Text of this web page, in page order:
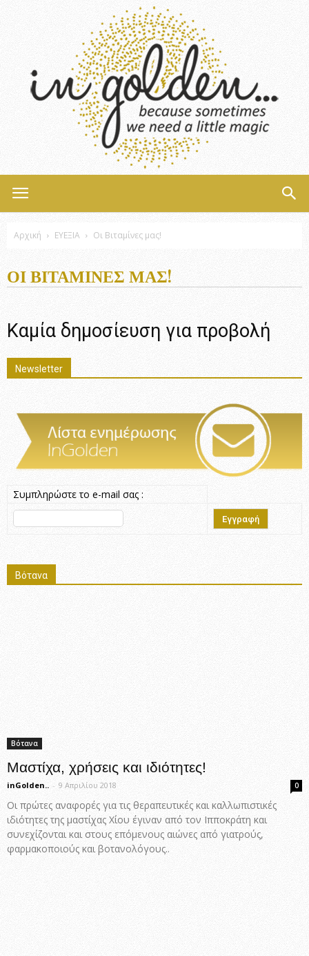
Αρχική ΕΥΕΞΙΑ Οι Βιταμίνες μας!
ΟΙ ΒΙΤΑΜΊΝΕΣ ΜΑΣ!
Καμία δημοσίευση για προβολή
Newsletter
Συμπληρώστε το e-mail σας :
Βότανα
Βότανα
Μαστίχα, χρήσεις και ιδιότητες!
inGolden.. - 9 Απριλίου 2018 0
Οι πρώτες αναφορές για τις θεραπευτικές και καλλωπιστικές
ιδιότητες της μαστίχας Χίου έγιναν από τον Ιπποκράτη και
συνεχίζονται και στους επόμενους αιώνες από γιατρούς,
φαρμακοποιούς και βοτανολόγους..